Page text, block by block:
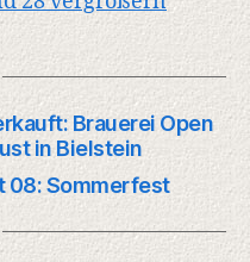
Brauerei Open
in Bielstein
08: Sommerfest